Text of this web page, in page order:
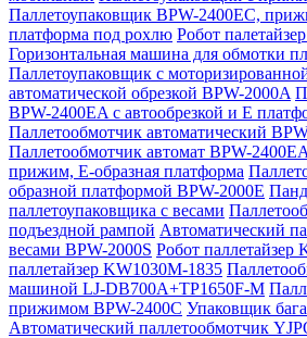
Паллетоупаковщик BPW-2400EC,
платформа под рохлю Робот
Горизонтальная машина для обмотки
Паллетоупаковщик с
автоматической обрезкой BPW-2000A
BPW-2400EA с автообрезкой и Е
Паллетообмотчик автоматический
Паллетообмотчик автомат BPW-
прижим, Е-образная платформа
образной платформой BPW-2000E
паллетоупаковщика с весами
подъездной рампой Автоматический
весами BPW-2000S Робот паллетайзер
паллетайзер KW1030M-1835
машиной LJ-DB700A+TP1650F-M
прижимом BPW-2400C Упаковщик
Автоматический паллетообмотчик